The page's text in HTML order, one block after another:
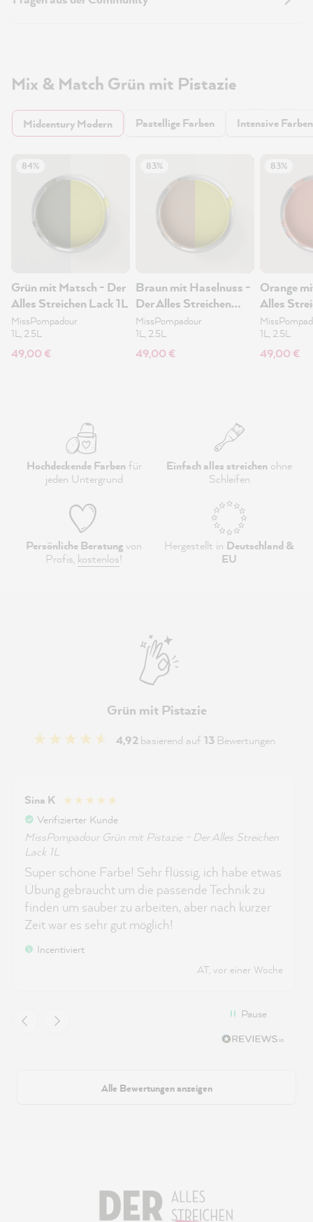
Mix & Match Grün mit Pistazie
Midcentury Modern Pastellige Farben Intensive Farben
84%
Grün mit Matsch - Der
Alles Streichen Lack 1L
MissPompadour
1L, 2.5L
49,00 €
83%
Braun mit Haselnuss -
Der Alles Streichen
Lack 1L
MissPompadour
1L, 2.5L
49,00 €
83%
Orange
Alles
1L, 2.5L
49,00 €
Hochdeckende Farbenfür
jeden Untergrund
Einfach alles streichen ohne
Schleifen
Persönliche Beratungvon
Profis, kostenlos!
Hergestellt in Deutschland &
EU
Grün mit Pistazie
4,92basierend auf 13 Bewertungen
Sina K
Verifizierter Kunde
MissPompadour Grün mit Pistazie - Der Alles Streichen
Lack 1L
Super schöne Farbe! Sehr flüssig, ich habe etwas
Übung gebraucht um die passende Technik zu
finden um sauber zu arbeiten, aber nach kurzer
Zeit war es sehr gut möglich!
Incentiviert
AT, vor einer Woche
Pause
Alle Bewertungen anzeigen